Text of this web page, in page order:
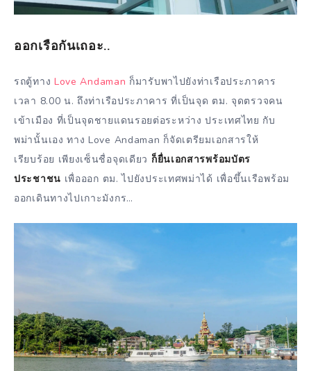
ออกเรือกันเถอะ..
รถตู้ทาง Love Andaman ก็มารับพาไปยังท่าเรือประภาคาร
เวลา 8.00 น. ถึงท่าเรือประภาคาร ที่เป็นจุด ตม. จุดตรวจคน
เข้าเมือง ที่เป็นจุดชายแดนรอยต่อระหว่าง ประเทศไทย กับ
พม่านั้นเอง ทาง Love Andaman ก็จัดเตรียมเอกสารให้
เรียบร้อย เพียงเซ็นชื่อจุดเดียว ก็ยื่นเอกสารพร้อมบัตร
ประชาชน เพื่อออก ตม. ไปยังประเทศพม่าได้ เพื่อขึ้นเรือพร้อม
ออกเดินทางไปเกาะมังกร…